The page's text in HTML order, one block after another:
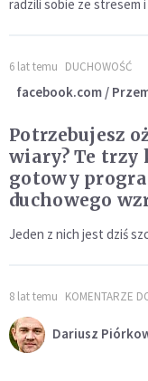
radzili sobie ze stresem
6 lat temu DUCHOWOŚĆ
facebook.com /
Potrzebujesz
wiary? Te
gotowy
duchowego
Jeden z nich jest dziś
8 lat temu KOMENTARZE
Dariusz